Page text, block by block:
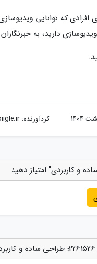
افرادی که توانایی
دارید، به
گردآورنده: